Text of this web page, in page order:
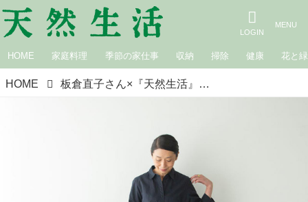
HOME 家庭料理 季節の家仕事 収納 掃除 健康 花と緑
HOME 板倉直子さん×『天然生活』 春夏のおしゃれに。コートにもなる「HAND ROOM WOMEN'S」テントラインワンピース